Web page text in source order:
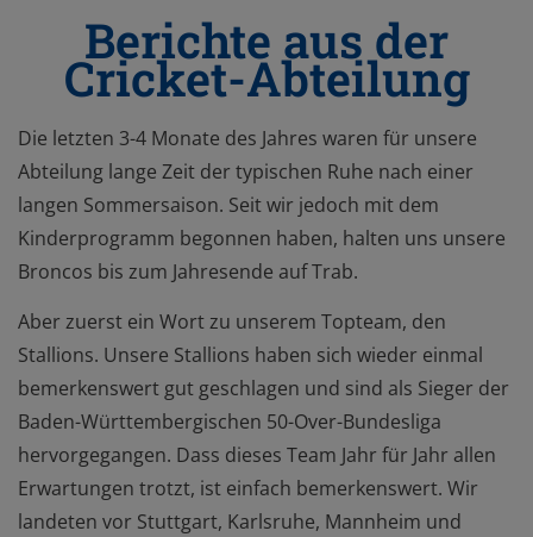
Berichte aus der
Cricket-Abteilung
Die letzten 3-4 Monate des Jahres waren für unsere
Abteilung lange Zeit der typischen Ruhe nach einer
langen Sommersaison. Seit wir jedoch mit dem
Kinderprogramm begonnen haben, halten uns unsere
Broncos bis zum Jahresende auf Trab.
Aber zuerst ein Wort zu unserem Topteam, den
Stallions. Unsere Stallions haben sich wieder einmal
bemerkenswert gut geschlagen und sind als Sieger der
Baden-Württembergischen 50-Over-Bundesliga
hervorgegangen. Dass dieses Team Jahr für Jahr allen
Erwartungen trotzt, ist einfach bemerkenswert. Wir
landeten vor Stuttgart, Karlsruhe, Mannheim und